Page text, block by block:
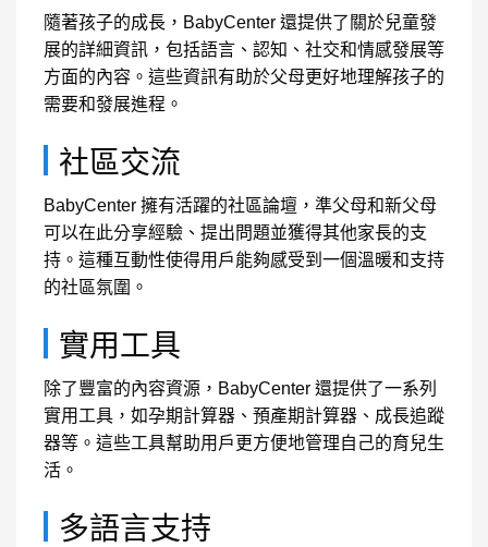
隨著孩子的成長，BabyCenter 還提供了關於兒童發
展的詳細資訊，包括語言、認知、社交和情感發展等
方面的內容。這些資訊有助於父母更好地理解孩子的
需要和發展進程。
社區交流
BabyCenter 擁有活躍的社區論壇，準父母和新父母
可以在此分享經驗、提出問題並獲得其他家長的支
持。這種互動性使得用戶能夠感受到一個溫暖和支持
的社區氛圍。
實用工具
除了豐富的內容資源，BabyCenter 還提供了一系列
實用工具，如孕期計算器、預產期計算器、成長追蹤
器等。這些工具幫助用戶更方便地管理自己的育兒生
活。
多語言支持